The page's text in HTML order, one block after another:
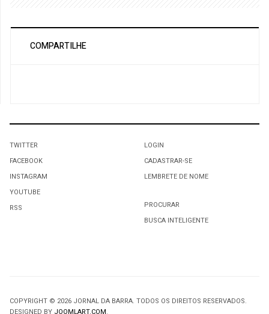
COMPARTILHE
TWITTER
FACEBOOK
INSTAGRAM
YOUTUBE
RSS
LOGIN
CADASTRAR-SE
LEMBRETE DE NOME
PROCURAR
BUSCA INTELIGENTE
COPYRIGHT © 2026 JORNAL DA BARRA. TODOS OS DIREITOS RESERVADOS.
DESIGNED BY JOOMLART.COM.